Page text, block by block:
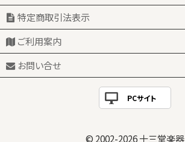
特定商取引法表示
ご利用案内
お問い合せ
PCサイト
© 2002-2026 十三堂楽器